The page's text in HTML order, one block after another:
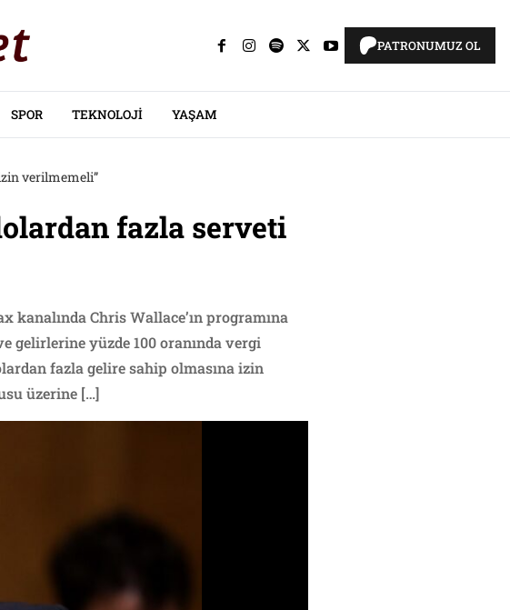
PATRONUMUZ OL
SPOR TEKNOLOJI YAŞAM
verilmemeli”
fazla serveti
kanalında Chris Wallace’ın programına
gelirlerine yüzde 100 oranında vergi
fazla gelire sahip olmasına izin
üzerine […]